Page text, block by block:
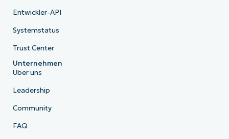
Entwickler-API
Systemstatus
Trust Center
Unternehmen
Über uns
Leadership
Community
FAQ